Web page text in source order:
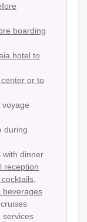
boarding
hotel to
or to
during
with dinner
reception
beverages
services